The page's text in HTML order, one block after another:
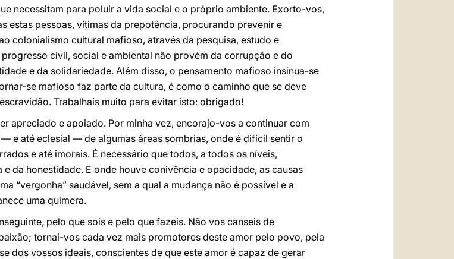
necessitam para poluir a vida social e o próprio ambiente. Exorto-vos,
estas pessoas, vítimas da prepotência, procurando prevenir e
colonialismo cultural mafioso, através da pesquisa, estudo e
civil, social e ambiental não provém da corrupção e do
e da solidariedade. Além disso, o pensamento mafioso insinua-se
se mafioso faz parte da cultura, é como o caminho que se deve
Trabalhais muito para evitar isto: obrigado!
apreciado e apoiado. Por minha vez, encorajo-vos a continuar com
e até eclesial — de algumas áreas sombrias, onde é difícil sentir o
e até imorais. É necessário que todos, a todos os níveis,
da honestidade. E onde houve conivência e opacidade, as causas
“vergonha” saudável, sem a qual a mudança não é possível e a
uma quimera.
pelo que sois e pelo que fazeis. Não vos canseis de
tornai-vos cada vez mais promotores deste amor pelo povo, pela
dos vossos ideais, conscientes de que este amor é capaz de gerar